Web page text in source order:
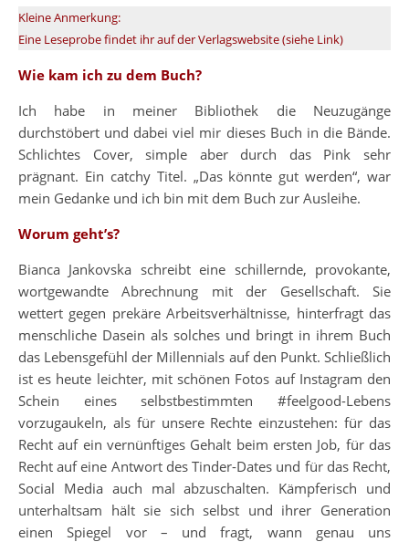
Kleine Anmerkung:
Eine Leseprobe findet ihr auf der Verlagswebsite (siehe Link)
Wie kam ich zu dem Buch?
Ich habe in meiner Bibliothek die Neuzugänge
durchstöbert und dabei viel mir dieses Buch in die Bände.
Schlichtes Cover, simple aber durch das Pink sehr
prägnant. Ein catchy Titel. „Das könnte gut werden“, war
mein Gedanke und ich bin mit dem Buch zur Ausleihe.
Worum geht’s?
Bianca Jankovska schreibt eine schillernde, provokante,
wortgewandte Abrechnung mit der Gesellschaft. Sie
wettert gegen prekäre Arbeitsverhältnisse, hinterfragt das
menschliche Dasein als solches und bringt in ihrem Buch
das Lebensgefühl der Millennials auf den Punkt. Schließlich
ist es heute leichter, mit schönen Fotos auf Instagram den
Schein eines selbstbestimmten #feelgood-Lebens
vorzugaukeln, als für unsere Rechte einzustehen: für das
Recht auf ein vernünftiges Gehalt beim ersten Job, für das
Recht auf eine Antwort des Tinder-Dates und für das Recht,
Social Media auch mal abzuschalten. Kämpferisch und
unterhaltsam hält sie sich selbst und ihrer Generation
einen Spiegel vor – und fragt, wann genau uns